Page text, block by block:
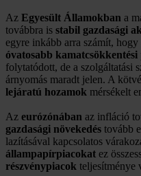
Az Egyesült Államokban a
továbbra is stabil gazdasági
egyre inkább arra számít,
óvatosabb kamatcsökkentési
folytatódott, de a szolgáltatási
árnyomás maradt jelen. A
lejáratú hozamok mérsékelt
Az eurózónában az infláció
gazdasági növekedés tovább
lazításával kapcsolatos
állampapírpiacokat ez
részvénypiacok teljesítménye